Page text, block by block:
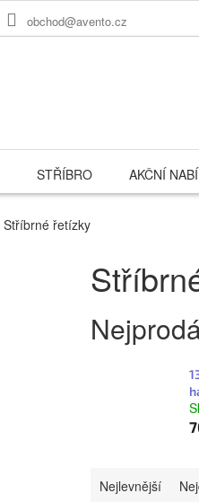
obchod@avento.cz
STŘÍBRO AKČNÍ
Stříbrné řetízky
Ř
Nejlevnější